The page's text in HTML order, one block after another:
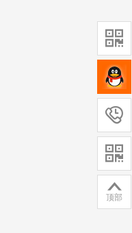




顶部